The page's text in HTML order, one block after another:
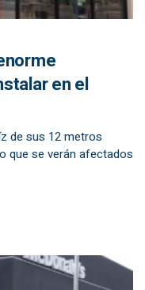
en el
de sus 12 metros
que se verán afectados